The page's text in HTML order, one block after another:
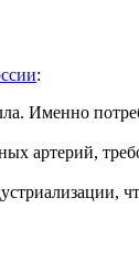
:
Именно
артерий,